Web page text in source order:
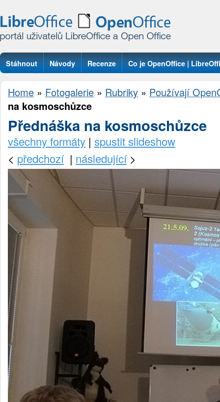
Stáhnout Návody Recenze Co je OpenOffice |
Otázky
Home » Fotogalerie » Rubriky » Používají
na kosmoschůzce
Přednáška na kosmoschůzce
všechny formáty | spustit slideshow
< předchozí| následující>